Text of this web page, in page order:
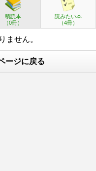
積読本
（0冊）
読みたい本
（4冊）
ません。
ージに戻る